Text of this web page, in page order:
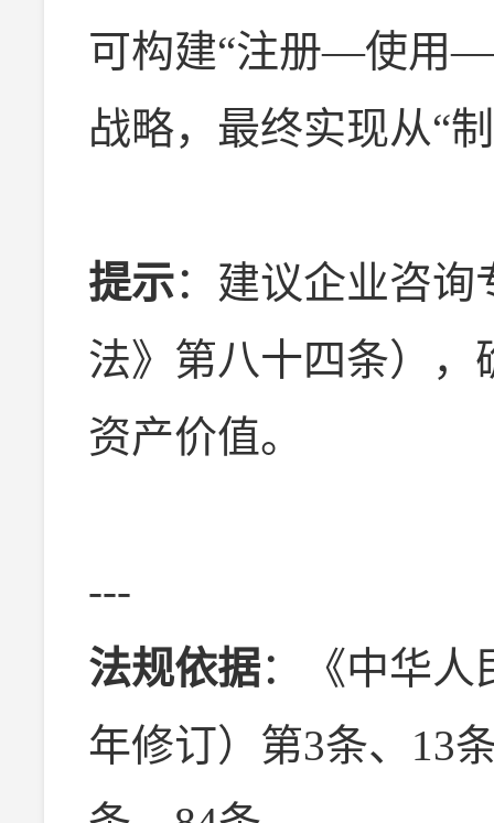
可构建“注册—使用
战略，最终实现从“
提示：建议企业咨
法》第八十四条），
资产价值。
---
法规依据：《中华人
年修订）第3条、13